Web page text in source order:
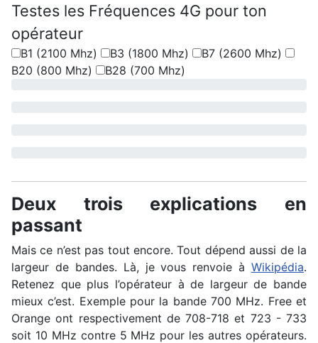
Testes les Fréquences 4G pour ton
opérateur
B1 (2100 Mhz) B3 (1800 Mhz)
B7 (2600 Mhz)
B20 (800 Mhz)
B28 (700 Mhz)
Deux trois explications en
passant
Mais ce n’est pas tout encore. Tout dépend aussi de la
largeur de bandes. Là, je vous renvoie à Wikipédia.
Retenez que plus l’opérateur à de largeur de bande
mieux c’est. Exemple pour la bande 700 MHz. Free et
Orange ont respectivement de 708-718 et 723 - 733
soit 10 MHz contre 5 MHz pour les autres opérateurs.